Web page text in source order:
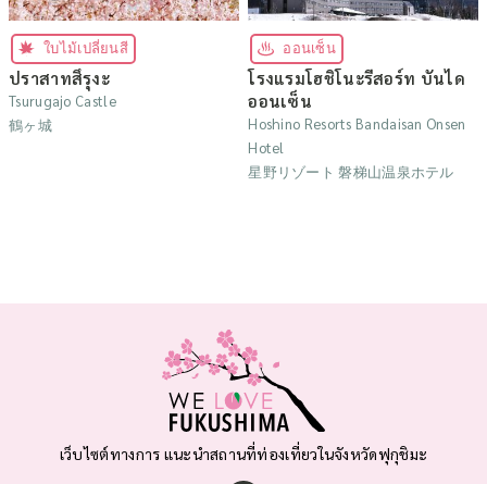
ใบไม้เปลี่ยนสี
ปราสาทสึรุงะ
Tsurugajo Castle
鶴ヶ城
ออนเซ็น
โรงแรมโฮชิโนะรีสอร์ท บันได
ออนเซ็น
Hoshino Resorts Bandaisan Onsen
Hotel
星野リゾート 磐梯山温泉ホテル
เว็บไซต์ทางการ แนะนำสถานที่ท่องเที่ยวในจังหวัดฟุกุชิมะ